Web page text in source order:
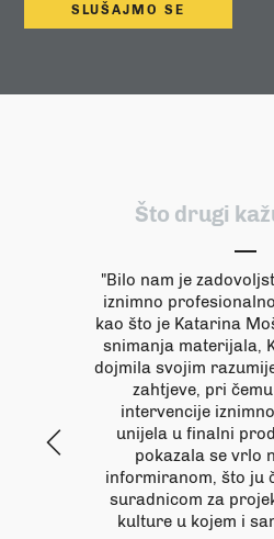
SLUŠAJMO SE
Što drugi
"Bilo nam je
iznimno
kao što je Katarina
snimanja materijala,
dojmila svojim
zahtjeve, pri čemu je
intervencije iznimno
unijela u finalni
pokazala se vrlo
informiranom, što ju
suradnicom za
kulture u kojem i sami
y